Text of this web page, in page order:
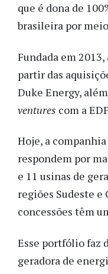
que é dona de
brasileira por
Fundada em
partir das
Duke Energy,
ventures com a
Hoje, a
respondem por
e 11 usinas de
regiões Sudeste e
concessões têm
Esse portfólio faz
geradora de